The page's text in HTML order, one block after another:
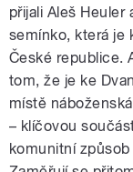
přijali Aleš Heuler
semínko, která je
České republice.
tom, že je ke
místě
– klíčovou
komunitní